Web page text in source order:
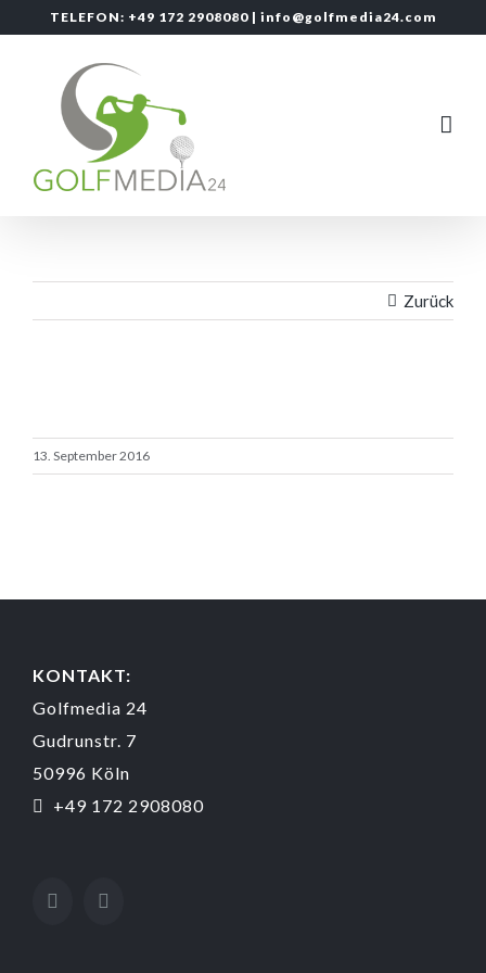
TELEFON: +49 172 2908080 | info@golfmedia24.com
Zurück
13. September 2016
KONTAKT:
Golfmedia 24
Gudrunstr. 7
50996 Köln
+49 172 2908080